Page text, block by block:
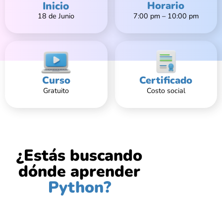
Inicio
18 de Junio
Horario
7:00 pm – 10:00 pm
Curso
Gratuito
Certificado
Costo social
¿Estás buscando
dónde aprender
Python?